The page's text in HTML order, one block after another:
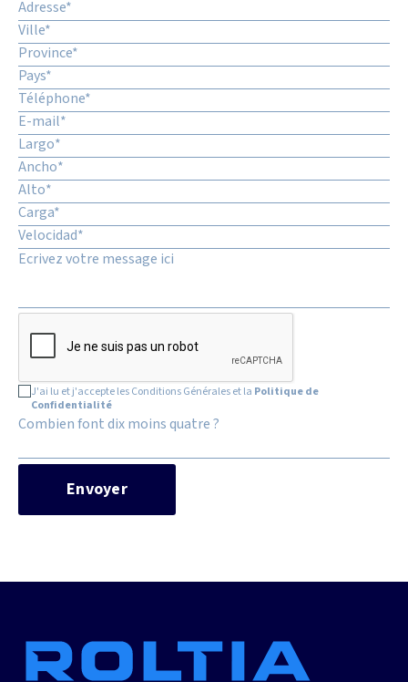
J'ai lu et j'accepte les Conditions Générales et la Politique de
Confidentialité
Combien font dix moins quatre ?